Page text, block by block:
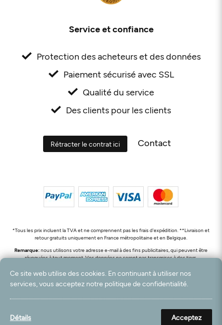
Service et confiance
Protection des acheteurs et des données
Paiement sécurisé avec SSL
Qualité du service
Des clients pour les clients
Rétracter le contrat ici Contact
*Tous les prix incluent la TVA et ne comprennent pas les frais d'expédition. **Livraison et
retour gratuits uniquement en France métropolitaine et en Belgique.
Remarque:nous utilisons votre adresse e-mail à des fins publicitaires, qui peuvent être
révoquées à tout moment. Vos données ne seront pas transmises à des tiers.
© 2003 - 2026 Rudolf Hossdorf Teppichhandel e.K. / Tous droits réservés. powered by
createyourtemplate
Ce site web utilise des cookies. En continuant à utiliser nos
services, vous acceptez notre politique de confidentialité.
Détails Acceptez